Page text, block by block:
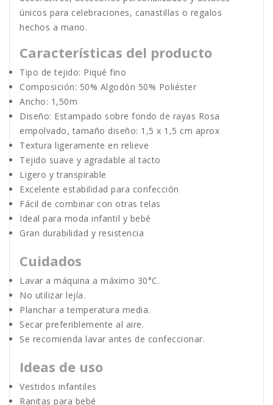
únicos para celebraciones, canastillas o regalos
hechos a mano.
Características del producto
Tipo de tejido: Piqué fino
Composición: 50% Algodón 50% Poliéster
Ancho: 1,50m
Diseño: Estampado sobre fondo de rayas Rosa
empolvado, tamaño diseño: 1,5 x 1,5 cm aprox
Textura ligeramente en relieve
Tejido suave y agradable al tacto
Ligero y transpirable
Excelente estabilidad para confección
Fácil de combinar con otras telas
Ideal para moda infantil y bebé
Gran durabilidad y resistencia
Cuidados
Lavar a máquina a máximo 30°C.
No utilizar lejía.
Planchar a temperatura media.
Secar preferiblemente al aire.
Se recomienda lavar antes de confeccionar.
Ideas de uso
Vestidos infantiles
Ranitas para bebé